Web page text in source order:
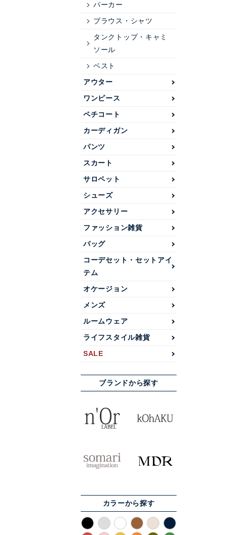
パーカー
ブラウス・シャツ
タンクトップ・キャミ
ソール
ベスト
アウター
ワンピース
ペチコート
カーディガン
パンツ
スカート
サロペット
シューズ
アクセサリー
ファッション雑貨
バッグ
コーデセット・セットアイ
テム
オケージョン
メンズ
ルームウェア
ライフスタイル雑貨
SALE
ブランドから探す
カラーから探す